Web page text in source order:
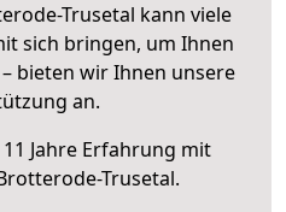
Trusetal kann viele
sich bringen, um Ihnen
bieten wir Ihnen unsere
an.
Jahre Erfahrung mit
Trusetal.